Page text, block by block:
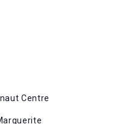
Centre